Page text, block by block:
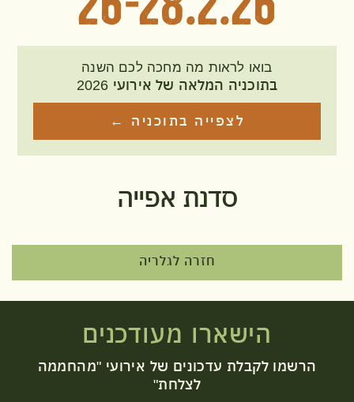
בואו לראות מה מחכה לכם השנה
בתוכניה המלאה של אירועי 2026
לצפייה בתוכניה ←
סדנת אפייה
חזרה לגלריה
הישארו מעודכנים
הרשמו לקבלת עדכונים של אירועי "מהחממה
לצלחת"